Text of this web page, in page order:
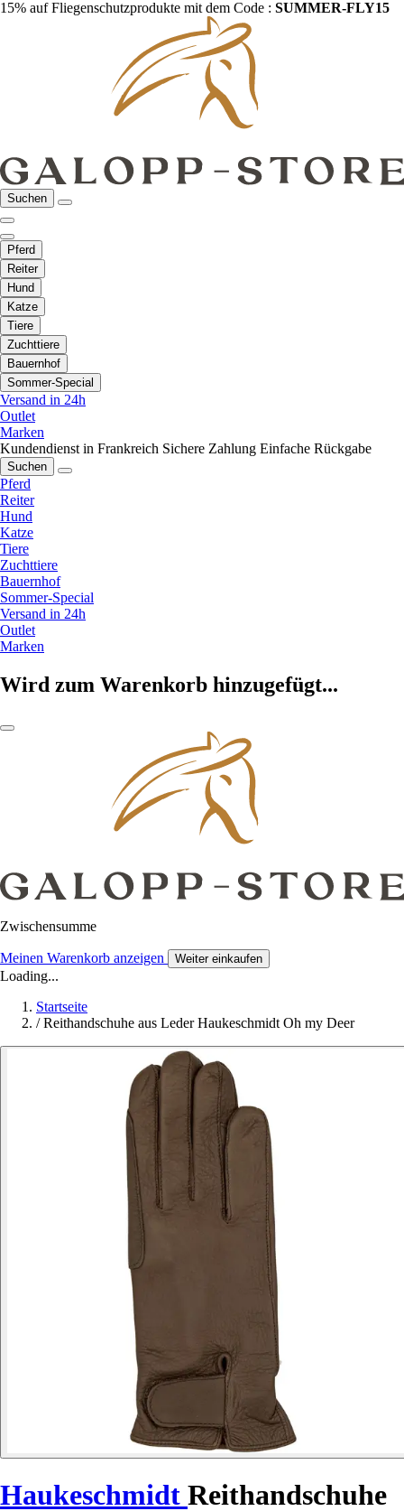
15% auf Fliegenschutzprodukte mit dem Code : SUMMER-FLY15
Suchen
Pferd
Reiter
Hund
Katze
Tiere
Zuchttiere
Bauernhof
Sommer-Special
Versand in 24h
Outlet
Marken
Kundendienst in Frankreich Sichere Zahlung Einfache Rückgabe
Suchen
Pferd
Reiter
Hund
Katze
Tiere
Zuchttiere
Bauernhof
Sommer-Special
Versand in 24h
Outlet
Marken
Wird zum Warenkorb hinzugefügt...
Zwischensumme
Meinen Warenkorb anzeigen Weiter einkaufen
Loading...
Startseite
/ Reithandschuhe aus Leder Haukeschmidt Oh my Deer
Haukeschmidt Reithandschuhe